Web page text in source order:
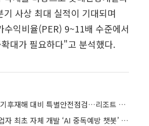
사상 최대 실적이 기대되며
수익비율(PER) 9~11배 수준에서
대가 필요하다"고 분석했다.
강원랜드, 여름철 기후재해 대비 특별안전점검…리조트 전역 위험요인 집중 점검
강원랜드, 사행사업자 최초 자체 개발 ‘AI 중독예방 챗봇’ 도입